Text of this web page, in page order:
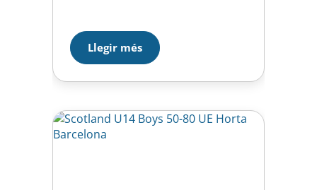
les Escoles de Bàsquet del C.B
Coll i el B.A.M. Va ser una jornada
molt entretinguda, on els nens i
nenes es varen divertir…
Llegir més